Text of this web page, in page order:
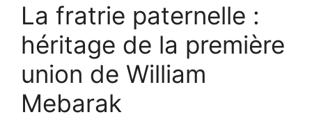
La fratrie paternelle :
héritage de la première
union de William
Mebarak